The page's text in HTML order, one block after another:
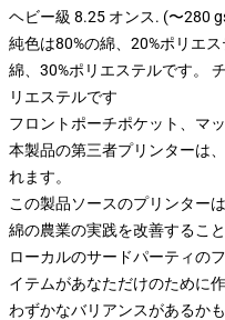
ヘビー級 8.25 オンス. (〜280
純色は80%の綿、20%ポリエ
綿、30%ポリエステルです。
リエステルです
フロントポーチポケット、マ
本製品の第三者プリンターは
れます。
この製品ソースのプリンター
綿の農業の実践を改善するこ
ローカルのサードパーティの
イテムがあなただけのために
わずかなバリアンスがあるか